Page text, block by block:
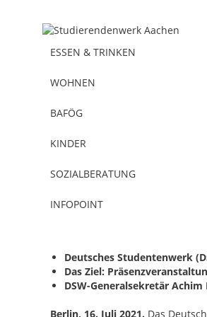
ESSEN & TRINKEN
WOHNEN
BAFÖG
KINDER
SOZIALBERATUNG
INFOPOINT
Deutsches Studentenwerk
Das Ziel:
DSW-Generalsekretär
Berlin, 16. Juli 2021. Das